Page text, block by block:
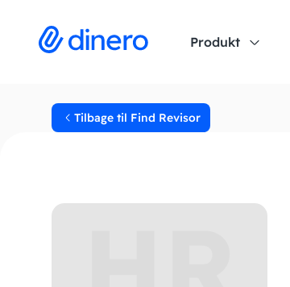
Produkt
Tilbage til Find Revisor